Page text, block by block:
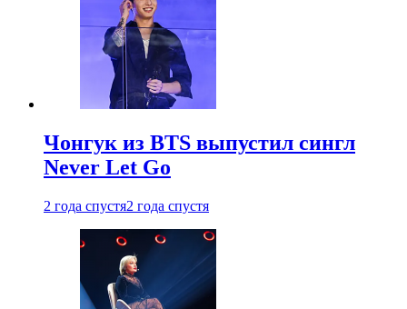
Чонгук из BTS выпустил сингл
Never Let Go
2 года спустя2 года спустя